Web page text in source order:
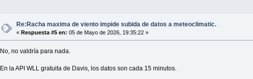
Re:Racha maxima de viento impide subida de datos a meteoclimatic.
«Respuesta #5 en: 05 de Mayo de 2026, 19:35:22 »
No, no valdría para nada.
En la API WLL gratuita de Davis, los datos son cada 15 minutos.